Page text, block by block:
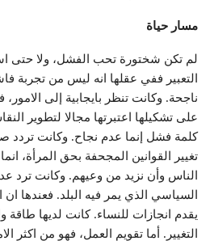
مسار حياة
لم تكن شختورة تحب الفشل، ولا حتى
التعبير ففي عقلها انه ليس من تجربة
ناجحة. وكانت تنظر بايجابية إلى
على تشكيلها اعتبرتها مجالا لتطوير
كلمة فشل إنما عدم نجاح. وكانت تردد
تغيير القوانين المجحفة بحق المرأة،
الناس وأن نزيد من وعيهم. وكانت ترد
السياسي الذي يمر فيه البلد. فعندها ان
يقدم انجازات للنساء. كانت لديها طاقة
التغيير. أما تقويم العمل، فهو من اكثر